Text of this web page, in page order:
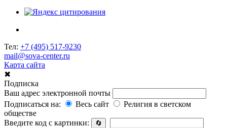
Тел: +7 (495) 517-9230
mail@sova-center.ru
Карта сайта
✖
Подписка
Ваш адрес электронной почты
Подписаться на:
Весь сайт
Религия в светском
обществе
Введите код с картинки:
🔄